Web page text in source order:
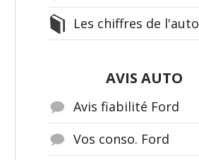
Les chiffres de l'auto
AVIS AUTO
Avis fiabilité Ford
Vos conso. Ford